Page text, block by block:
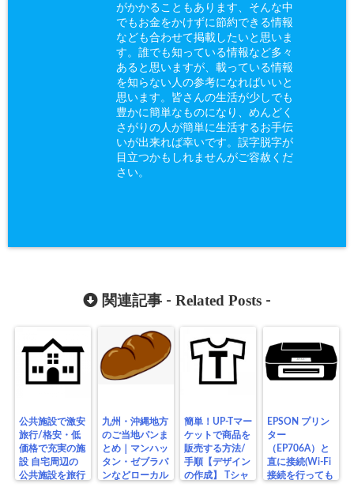
がかかることもあります、そんな中
でもお金をかけずに節約できる情報
なども合わせて掲載したいと思いま
す。誰でも知っている情報など多々
あると思いますが、載っている情報
を知らない人の参考になればいいと
思います。皆さんの生活が少しでも
豊かに簡単なものになり、めんどく
さがりの人が簡単に生活するお手伝
いが出来れば幸いです。誤字脱字が
目立つかもしれませんがご容赦くだ
さい。
関連記事 - Related Posts -
公共施設で激安
旅行/格安・低
価格で充実の施
設 自宅周辺の
公共施設を旅行
九州・沖縄地方
のご当地パンま
とめ｜マンハッ
タン・ゼブラパ
ンなどローカル
簡単！UP-Tマー
ケットで商品を
販売する方法/
手順【デザイン
の作成】 Tシャ
EPSON プリン
ター
（EP706A）と
直に接続(Wi-Fi
接続を行っても